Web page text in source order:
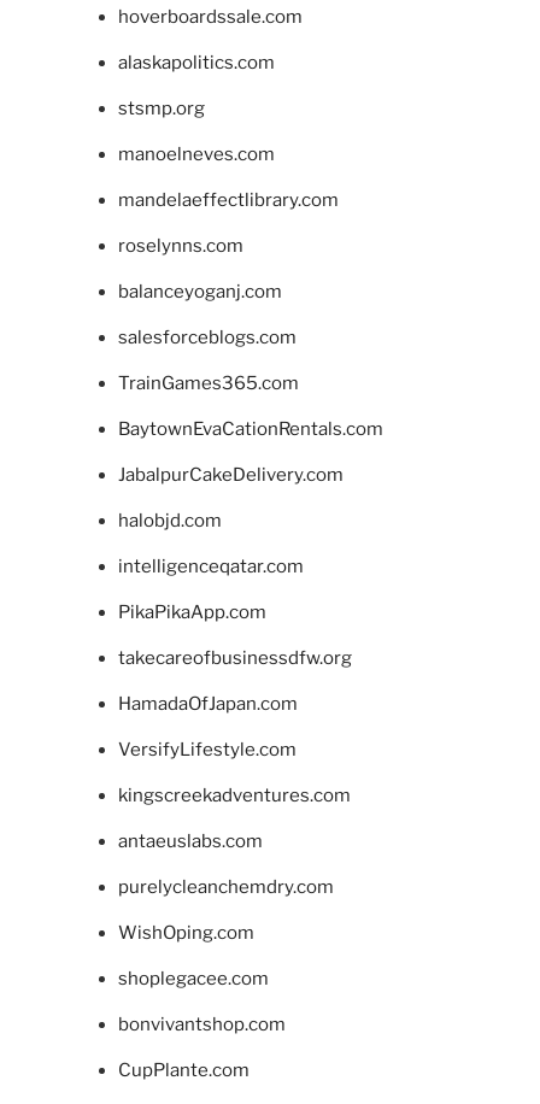
hoverboardssale.com
alaskapolitics.com
stsmp.org
manoelneves.com
mandelaeffectlibrary.com
roselynns.com
balanceyoganj.com
salesforceblogs.com
TrainGames365.com
BaytownEvaCationRentals.com
JabalpurCakeDelivery.com
halobjd.com
intelligenceqatar.com
PikaPikaApp.com
takecareofbusinessdfw.org
HamadaOfJapan.com
VersifyLifestyle.com
kingscreekadventures.com
antaeuslabs.com
purelycleanchemdry.com
WishOping.com
shoplegacee.com
bonvivantshop.com
CupPlante.com